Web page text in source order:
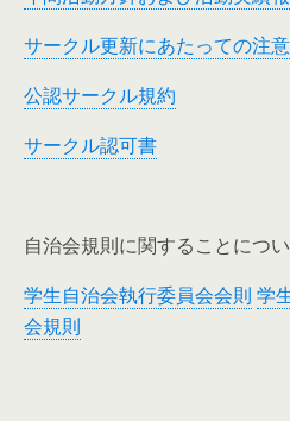
サークル更新にあたっての注
公認サークル規約
サークル認可書
自治会規則に関することにつ
学生自治会執行委員会会則 学
会規則